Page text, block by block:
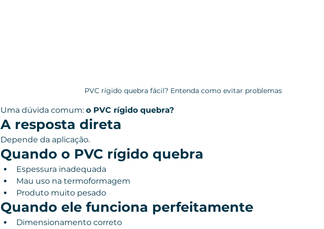
PVC rígido quebra fácil? Entenda como evitar problemas
Uma dúvida comum: o PVC rígido quebra?
A resposta direta
Depende da aplicação.
Quando o PVC rígido quebra
Espessura inadequada
Mau uso na termoformagem
Produto muito pesado
Quando ele funciona perfeitamente
Dimensionamento correto